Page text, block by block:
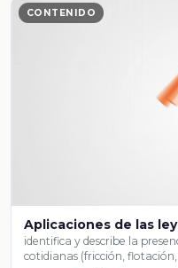
CONTENIDO
Aplicaciones de las
identifica y describe la
cotidianas (fricción,